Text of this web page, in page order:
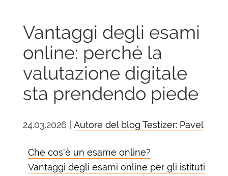
Vantaggi degli esami
online: perché la
valutazione digitale
sta prendendo piede
24.03.2026 | Autore del blog Testizer: Pavel
Che cos'è un esame online?
Vantaggi degli esami online per gli istituti